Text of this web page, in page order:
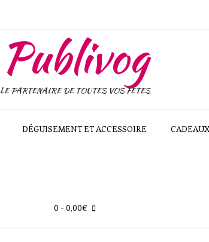
Publivog
LE PARTENAIRE DE TOUTES VOS FÊTES
DÉGUISEMENT ET ACCESSOIRE
0 - 0,00€